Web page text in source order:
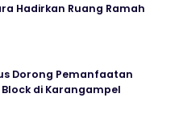
Hadirkan Ruang Ramah
Dorong Pemanfaatan
di Karangampel